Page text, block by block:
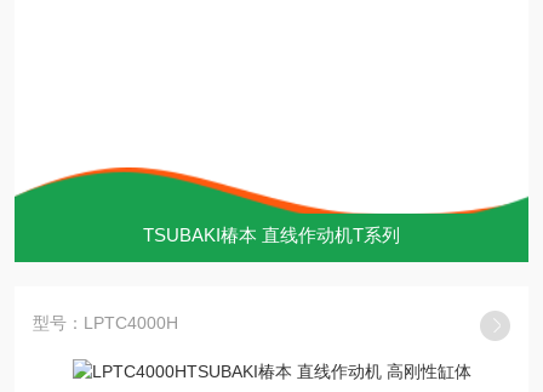
TSUBAKI椿本 直线作动机T系列
型号：LPTC4000H